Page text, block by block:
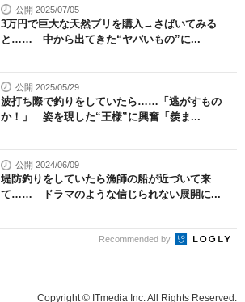
公開 2025/07/05
3万円で巨大な天然ブリを購入→さばいてみる
と…… 中から出てきた“ヤバいもの”に...
公開 2025/05/29
波打ち際で釣りをしていたら……「逃がすもの
か！」 姿を現した“王様”に興奮「羨ま...
公開 2024/06/09
堤防釣りをしていたら漁師の船が近づいて来
て…… ドラマのような信じられない展開に...
Recommended by
Copyright © ITmedia Inc. All Rights Reserved.